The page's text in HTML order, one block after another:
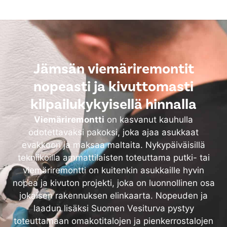
Jämsän viemäriremontit
nopeasti ja kivuttomasti
kilpailukykyisellä hinnalla
Viemäriremontti on kasvanut kauhulla
odotettavaksi pakoksi, joka ajaa asukkaat
evakkoon ja maksaa maltaita. Nykypäiväisillä
tekniikoilla ammattilaisten toteuttama putki- tai
viemäriremontti on kuitenkin asukkaille hyvin
nopea ja kivuton projekti, joka on luonnollinen osa
jokaisen rakennuksen elinkaarta. Nopeuden ja
laadun lisäksi Suomen Vesiturva pystyy
toteuttamaan omakotitalojen ja pienkerrostalojen